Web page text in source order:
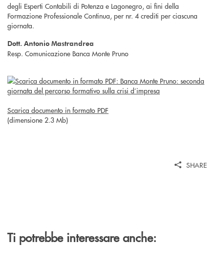
degli Esperti Contabili di Potenza e Lagonegro, ai fini della
Formazione Professionale Continua, per nr. 4 crediti per ciascuna
giornata.
Dott. Antonio Mastrandrea
Resp. Comunicazione Banca Monte Pruno
Scarica documento in formato PDF
(dimensione 2.3 Mb)
SHARE
Ti potrebbe interessare anche: